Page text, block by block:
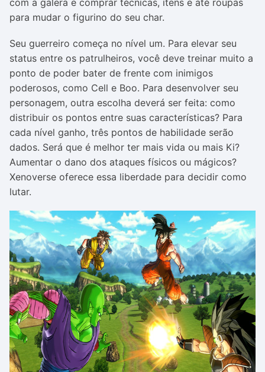
com a galera e comprar técnicas, itens e até roupas
para mudar o figurino do seu char.
Seu guerreiro começa no nível um. Para elevar seu
status entre os patrulheiros, você deve treinar muito a
ponto de poder bater de frente com inimigos
poderosos, como Cell e Boo. Para desenvolver seu
personagem, outra escolha deverá ser feita: como
distribuir os pontos entre suas características? Para
cada nível ganho, três pontos de habilidade serão
dados. Será que é melhor ter mais vida ou mais Ki?
Aumentar o dano dos ataques físicos ou mágicos?
Xenoverse oferece essa liberdade para decidir como
lutar.